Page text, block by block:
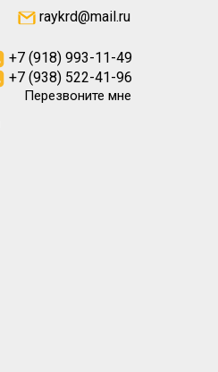
raykrd@mail.ru
Перезвоните мне
+7 (918) 993-11-49
+7 (938) 522-41-96